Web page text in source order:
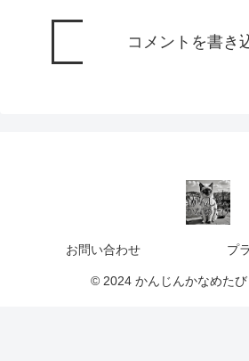
コメントを書き
お問い合わせ プ
© 2024 かんじんかなめた